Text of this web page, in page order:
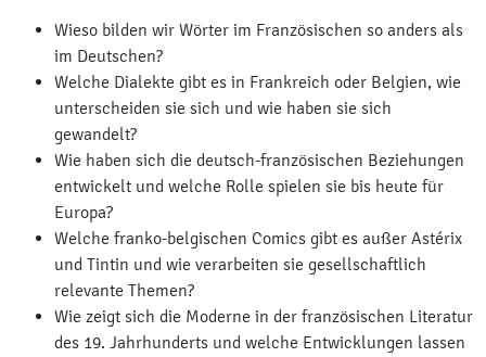
Wieso bilden wir Wörter im Französischen so anders als
im Deutschen?
Welche Dialekte gibt es in Frankreich oder Belgien, wie
unterscheiden sie sich und wie haben sie sich
gewandelt?
Wie haben sich die deutsch-französischen Beziehungen
entwickelt und welche Rolle spielen sie bis heute für
Europa?
Welche franko-belgischen Comics gibt es außer Astérix
und Tintin und wie verarbeiten sie gesellschaftlich
relevante Themen?
Wie zeigt sich die Moderne in der französischen Literatur
des 19. Jahrhunderts und welche Entwicklungen lassen